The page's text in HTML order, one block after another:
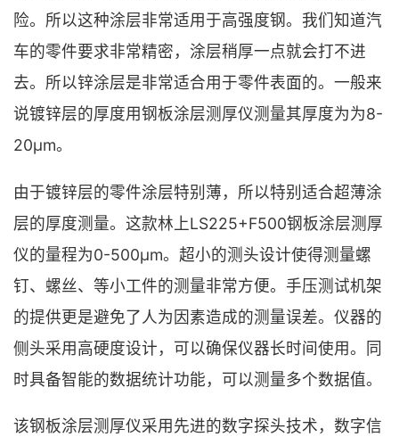
险。所以这种涂层非常适用于高强度钢。我们知道汽
车的零件要求非常精密，涂层稍厚一点就会打不进
去。所以锌涂层是非常适合用于零件表面的。一般来
说镀锌层的厚度用钢板涂层测厚仪测量其厚度为为8-
20μm。
由于镀锌层的零件涂层特别薄，所以特别适合超薄涂
层的厚度测量。这款林上LS225+F500钢板涂层测厚
仪的量程为0-500μm。超小的测头设计使得测量螺
钉、螺丝、等小工件的测量非常方便。手压测试机架
的提供更是避免了人为因素造成的测量误差。仪器的
侧头采用高硬度设计，可以确保仪器长时间使用。同
时具备智能的数据统计功能，可以测量多个数据值。
该钢板涂层测厚仪采用先进的数字探头技术，数字信